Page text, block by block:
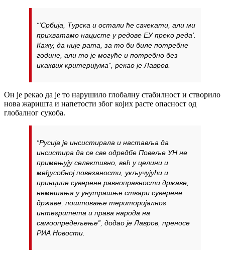
“‘Србија, Турска и остали ће сачекати, али ми
прихватамо нацисте у редове ЕУ преко реда’.
Кажу, да није рата, за то би биле потребне
године, али то је могуће и потребно без
икаквих критеријума”, рекао је Лавров.
Он је рекао да је то нарушило глобалну стабилност и створило
нова жаришта и напетости због којих расте опасност од
глобалног сукоба.
“Русија је инсистирала и наставља да
инсистира да се све одредбе Повеље УН не
примењују селективно, већ у целини и
међусобној повезаности, укључујући и
принципе суверене равноправности државе,
немешања у унутрашње ствари суверене
државе, поштовање територијалног
интегритета и права народа на
самоопредељење”, додао је Лавров, преносе
РИА Новости.